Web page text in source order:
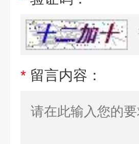
* 留言内容：